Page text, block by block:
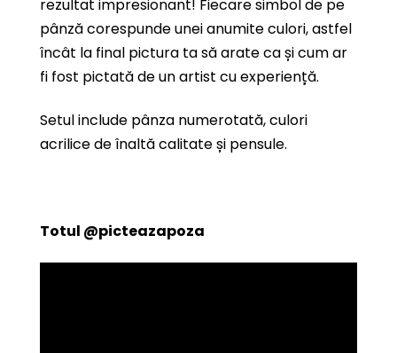
rezultat impresionant! Fiecare simbol de pe
pânză corespunde unei anumite culori, astfel
încât la final pictura ta să arate ca și cum ar
fi fost pictată de un artist cu experiență.
Setul include pânza numerotată, culori
acrilice de înaltă calitate și pensule.
Totul @picteazapoza